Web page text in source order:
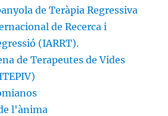
de Teràpia Regressiva
de Recerca i
(IARRT).
de Terapeutes de Vides
l'ànima